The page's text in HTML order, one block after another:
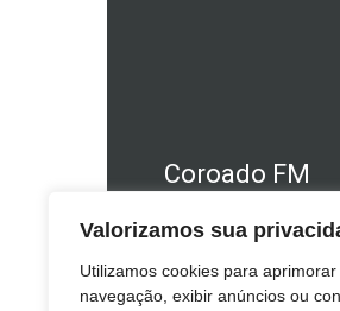
Valorizamos sua
Utilizamos cookies para
navegação, exibir anúncios ou
Coroado FM
Telefone Estúdio: 49
E-mail: